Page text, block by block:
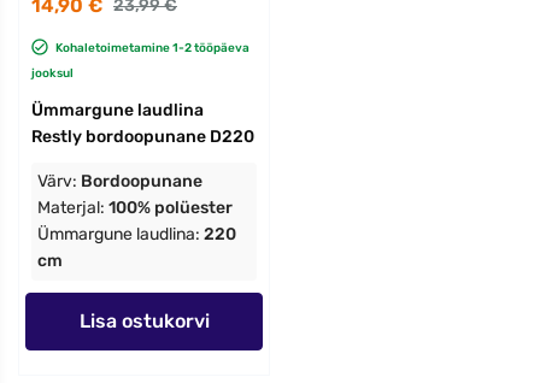
14,90 € 23,99 €
Kohaletoimetamine 1-2 tööpäeva
jooksul
Ümmargune laudlina
Restly bordoopunane D220
Värv: Bordoopunane
Materjal: 100% polüester
Ümmargune laudlina: 220
cm
Lisa ostukorvi